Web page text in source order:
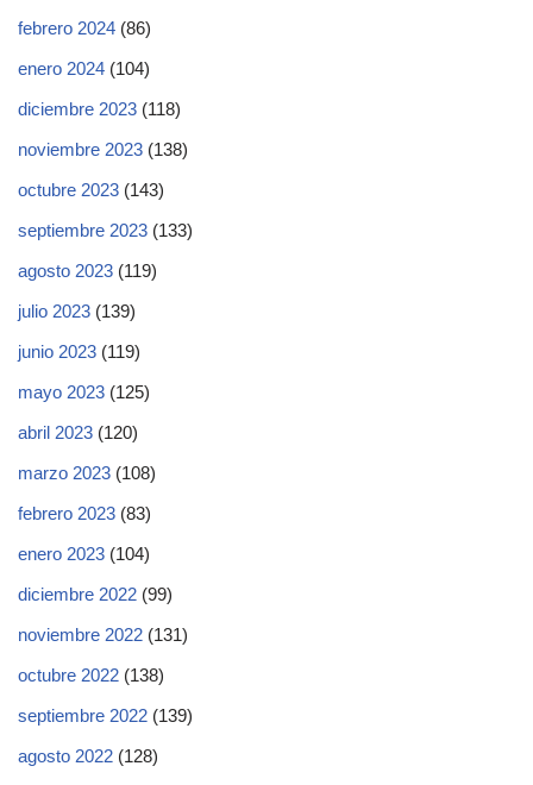
febrero 2024 (86)
enero 2024 (104)
diciembre 2023 (118)
noviembre 2023 (138)
octubre 2023 (143)
septiembre 2023 (133)
agosto 2023 (119)
julio 2023 (139)
junio 2023 (119)
mayo 2023 (125)
abril 2023 (120)
marzo 2023 (108)
febrero 2023 (83)
enero 2023 (104)
diciembre 2022 (99)
noviembre 2022 (131)
octubre 2022 (138)
septiembre 2022 (139)
agosto 2022 (128)